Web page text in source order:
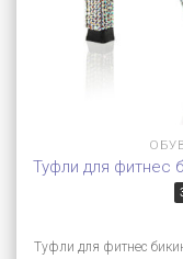
Туфли для фитнес
Туфли для фитнес